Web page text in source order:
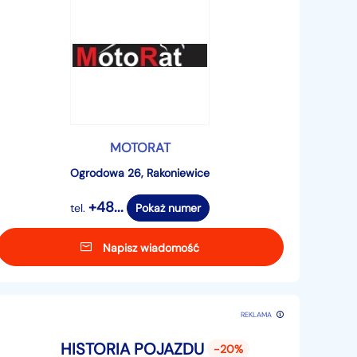
MOTORAT
Ogrodowa 26, Rakoniewice
tel. +48... Pokaż numer
Napisz wiadomość
REKLAMA
HISTORIA POJAZDU -20%